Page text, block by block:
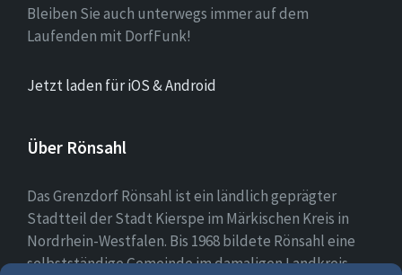
Bleiben Sie auch unterwegs immer auf dem
Laufenden mit DorfFunk!
Jetzt laden für iOS & Android
Über Rönsahl
Das Grenzdorf Rönsahl ist ein ländlich geprägter
Stadtteil der Stadt Kierspe im Märkischen Kreis in
Nordrhein-Westfalen. Bis 1968 bildete Rönsahl eine
selbstständige Gemeinde im damaligen Landkreis